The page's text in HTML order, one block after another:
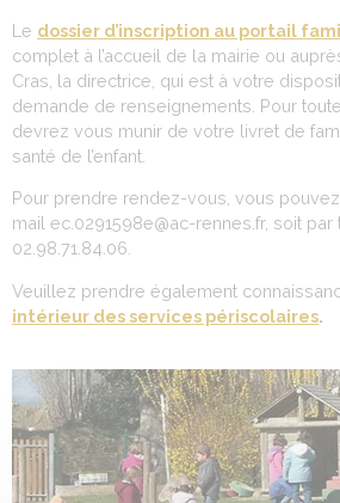
Le dossier d’inscription au portail
complet à l’accueil de la mairie ou
Cras, la directrice, qui est à votre
demande de renseignements. Pour
devrez vous munir de votre livret de
santé de l’enfant.
Pour prendre rendez-vous, vous
mail ec.0291598e@ac-rennes.fr, soit
02.98.71.84.06.
Veuillez prendre également
intérieur des services périscolaires.